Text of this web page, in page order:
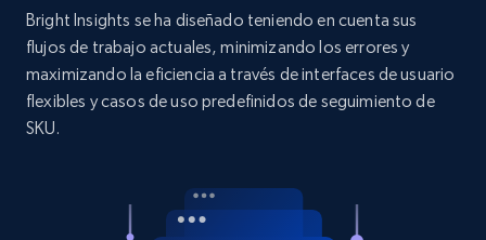
Target
URL, Product id, Title, Product description,
Rating, Reviews count, Initial price, Discount,
and more.
Bright Insights se ha diseñado teniendo en cuenta sus
flujos de trabajo actuales, minimizando los errores y
maximizando la eficiencia a través de interfaces de usuario
flexibles y casos de uso predefinidos de seguimiento de
SKU.